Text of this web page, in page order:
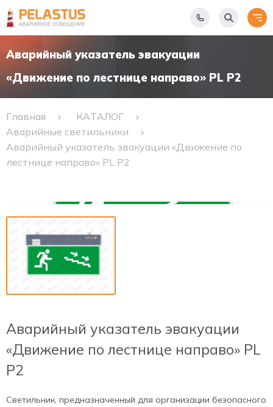
Аварийный указатель эвакуации
«Движение по лестнице направо» PL P2
Главная
КАТАЛОГ
Аварийные светильники
Аварийный указатель эвакуации «Движение по
лестнице направо» PL P2
Аварийный указатель эвакуации
«Движение по лестнице направо» PL
P2
Светильник, предназначенный для организации безопасного